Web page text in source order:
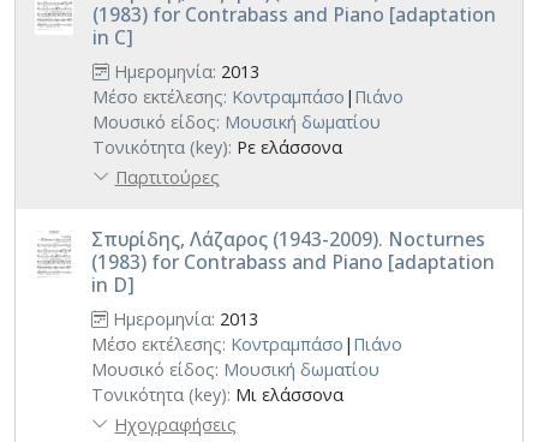
(1983) for Contrabass and Piano [adaptation
in C]
Ημερομηνία: 2013
Μέσο εκτέλεσης: Κοντραμπάσο | Πιάνο
Μουσικό είδος: Μουσική δωματίου
Τονικότητα (key): Ρε ελάσσονα
Παρτιτούρες
Σπυρίδης, Λάζαρος (1943-2009). Nocturnes
(1983) for Contrabass and Piano [adaptation
in D]
Ημερομηνία: 2013
Μέσο εκτέλεσης: Κοντραμπάσο | Πιάνο
Μουσικό είδος: Μουσική δωματίου
Τονικότητα (key): Μι ελάσσονα
Ηχογραφήσεις